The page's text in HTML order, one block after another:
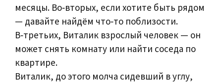
месяцы. Во‑вторых, если хотите быть рядом
— давайте найдём что‑то поблизости.
В‑третьих, Виталик взрослый человек — он
может снять комнату или найти соседа по
квартире.
Виталик, до этого молча сидевший в углу,